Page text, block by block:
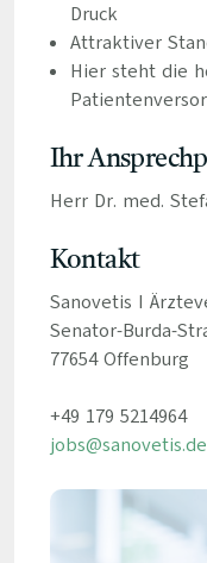
Druck
Attraktiver
Hier steht die
Ihr
Herr Dr. med.
Kontakt
Sanovetis I
Senator-Burda-
77654 Offenburg
+49 179 5214964
jobs@sanovetis.de